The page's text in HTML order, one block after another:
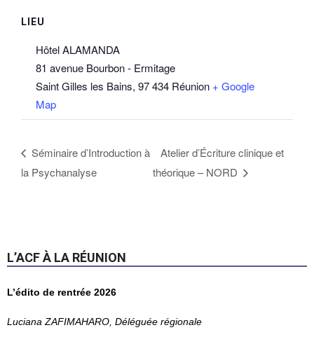
LIEU
Hôtel ALAMANDA
81 avenue Bourbon - Ermitage
Saint Gilles les Bains, 97 434 Réunion + Google
Map
Séminaire d’Introduction à
la Psychanalyse
Atelier d’Écriture clinique et
théorique – NORD
L’ACF À LA RÉUNION
L’édito de rentrée 2026
Luciana ZAFIMAHARO, Déléguée régionale